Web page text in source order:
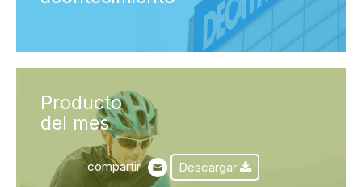
Producto
del mes
compartir Descargar